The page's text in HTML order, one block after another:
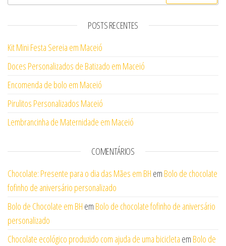
POSTS RECENTES
Kit Mini Festa Sereia em Maceió
Doces Personalizados de Batizado em Maceió
Encomenda de bolo em Maceió
Pirulitos Personalizados Maceió
Lembrancinha de Maternidade em Maceió
COMENTÁRIOS
Chocolate: Presente para o dia das Mães em BH em Bolo de chocolate
fofinho de aniversário personalizado
Bolo de Chocolate em BH em Bolo de chocolate fofinho de aniversário
personalizado
Chocolate ecológico produzido com ajuda de uma bicicleta em Bolo de